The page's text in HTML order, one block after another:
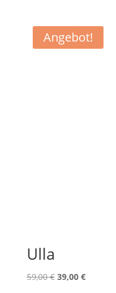
Angebot!
Ulla
59,00€ Ursprünglicher
39,00 €Aktueller